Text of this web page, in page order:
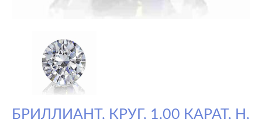
БРИЛЛИАНТ, КРУГ, 1.00 КАРАТ, H,